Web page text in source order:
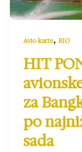
Avio karte, RIO
HIT
za
po
sada